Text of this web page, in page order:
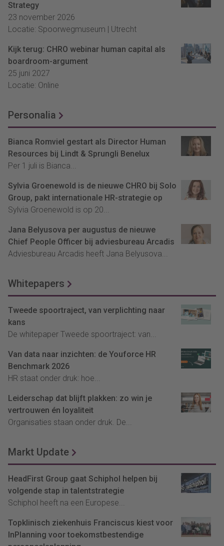
Strategy
23 november 2026
Locatie: Spoorwegmuseum | Utrecht
Kijk terug: CHRO webinar human capital als
boardroom-argument
25 juni 2027
Locatie: Online
Personalia
Bianca Romviel gestart als Director Human
Resources bij Lindt & Sprungli Benelux
Per 1 juli is Bianca...
Sylvia Groenewold is de nieuwe CHRO bij Solo
Group, pakt internationale HR-strategie op
Sylvia Groenewold is op 20...
Jana Belyusova per augustus de nieuwe
Chief People Officer bij adviesbureau Arcadis
Adviesbureau Arcadis heeft Jana Belyusova...
Whitepapers
Tweede spoortraject, van verplichting naar
kans
De whitepaper Tweede spoortraject: van...
Van data naar inzichten: de Youforce HR
Benchmark 2026
HR staat onder druk: hoe...
Leiderschap dat blijft plakken: zo win je
vertrouwen én loyaliteit
Organisaties staan onder druk. De...
Markt Update
HeadFirst Group gaat Schiphol helpen bij
volgende stap in talentstrategie
Schiphol heeft na een Europese...
Topklinisch ziekenhuis Franciscus kiest voor
InPlanning voor toekomstbestendige